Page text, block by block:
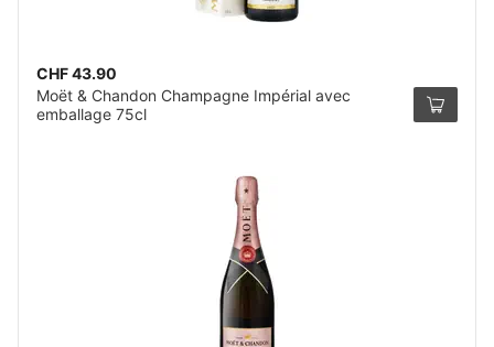
CHF 43.90
Moët & Chandon Champagne Impérial avec
emballage 75cl